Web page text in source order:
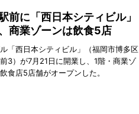
前に「西日本シティビル」
商業ゾーンは飲食5店
「西日本シティビル」（福岡市博多区
3）が7月21日に開業し、1階・商業ゾ
食店5店舗がオープンした。